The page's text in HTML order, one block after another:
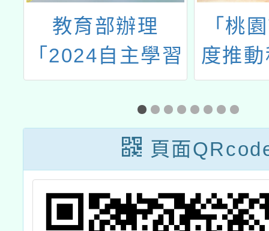
教育部辦理
「2024自主學習
節」活動
「桃
度推
實施
三：
究：
手，
好--技
頁面